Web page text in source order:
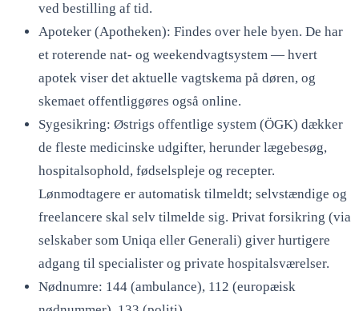
ved bestilling af tid.
Apoteker (Apotheken): Findes over hele byen. De har
et roterende nat- og weekendvagtsystem — hvert
apotek viser det aktuelle vagtskema på døren, og
skemaet offentliggøres også online.
Sygesikring: Østrigs offentlige system (ÖGK) dækker
de fleste medicinske udgifter, herunder lægebesøg,
hospitalsophold, fødselspleje og recepter.
Lønmodtagere er automatisk tilmeldt; selvstændige og
freelancere skal selv tilmelde sig. Privat forsikring (via
selskaber som Uniqa eller Generali) giver hurtigere
adgang til specialister og private hospitalsværelser.
Nødnumre: 144 (ambulance), 112 (europæisk